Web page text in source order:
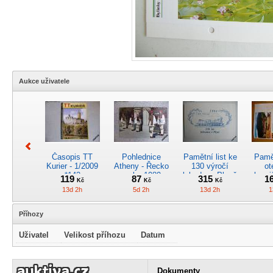
Aukce uživatele
Časopis TT
Kurier - 1/2009
*142
119Kč
13d 2h
Pohlednice
Atheny - Řecko
z roku 1989.
Nová nepoužitá
*5019
87 Kč
5d 2h
Pamětní list ke
130 výročí
lokodepa Plzeň
*2963
315 Kč
13d 2h
Kreslený
obrázek parní
4osý osob.
rychlík.vůz typu
Časopis
„Škodovák“,
Příhozy
Uživatel Velikost příhozu Datum
Dokumenty